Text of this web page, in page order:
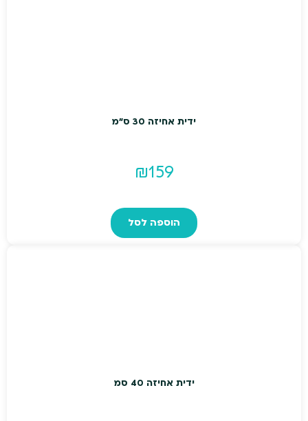
ידית אחיזה 30 ס"מ
₪159
הוספה לסל
ידית אחיזה 40 סמ